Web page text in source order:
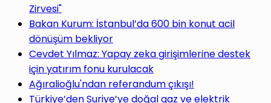
Zirvesi"
Bakan Kurum: İstanbul’da 600 bin konut acil
dönüşüm bekliyor
Cevdet Yılmaz: Yapay zeka girişimlerine destek
için yatırım fonu kurulacak
Ağıralioğlu'ndan referandum çıkışı!
Türkiye’den Suriye’ye doğal gaz ve elektrik